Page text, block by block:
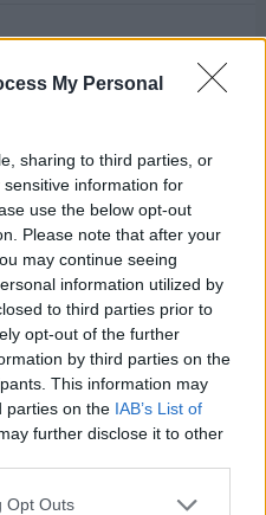
My Personal
sharing to third parties, or
information for
use the below opt-out
Please note that after your
may continue seeing
information utilized by
to third parties prior to
opt-out of the further
by third parties on the
This information may
parties on the IAB’s List of
further disclose it to other
uses one or more Google
Opt Outs
διαφήμισης με
της κρατικής διαφήμισης.